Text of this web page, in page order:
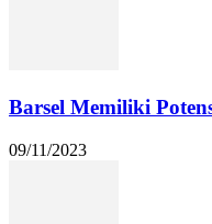
Barsel Memiliki
09/11/2023